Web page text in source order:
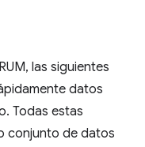
las siguientes
datos
Todas estas
conjunto de datos